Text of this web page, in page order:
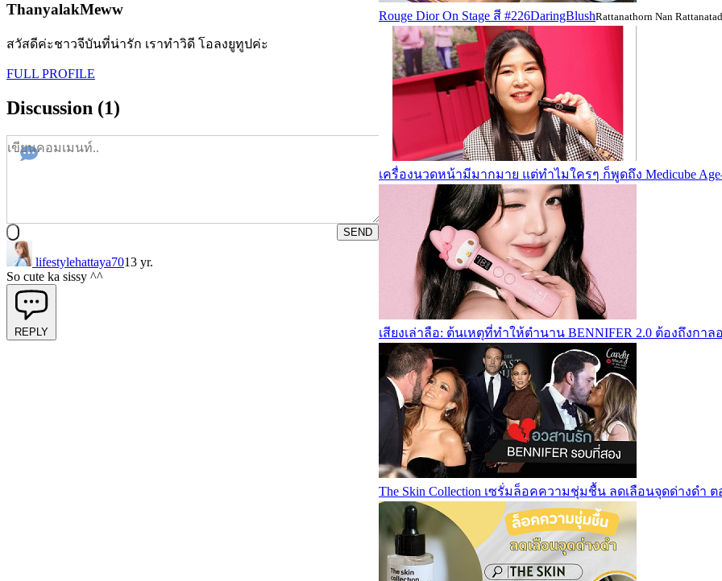
ThanyalakMeww
สวัสดีค่ะชาวจีบันที่น่ารัก เราทำวิดี โอลงยูทูปค่ะ
FULL PROFILE
Discussion (1)
SEND
lifestylehattaya7013 yr.
So cute ka sissy ^^
REPLY
Rouge Dior On Stage สี #226DaringBlushRattanathorn Nan
เครื่องนวดหน้ามีมากมาย แต่ทำไมใครๆ ก็พูดถึง Medicube Age-
เสียงเล่าลือ: ต้นเหตุที่ทำให้ตำนาน BENNIFER 2.0 ต้องถึงกาล
The Skin Collection เซรั่มล็อคความชุ่มชื้น ลดเลือนจุดด่างดำ